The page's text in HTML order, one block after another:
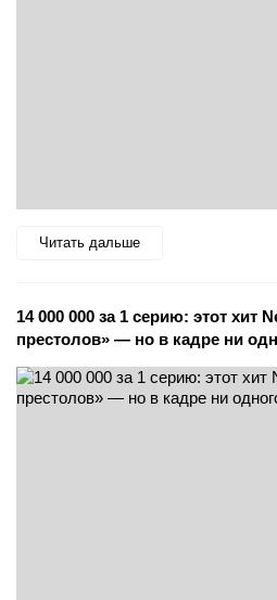
Читать дальше
14 000 000 за 1 серию: этот хит
престолов» — но в кадре ни